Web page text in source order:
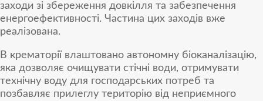
заходи зі збереження довкілля та забезпечення
енергоефективності. Частина цих заходів вже
реалізована.
В крематорії влаштовано автономну біоканалізацію,
яка дозволяє очищувати стічні води, отримувати
технічну воду для господарських потреб та
позбавляє прилеглу територію від неприємного